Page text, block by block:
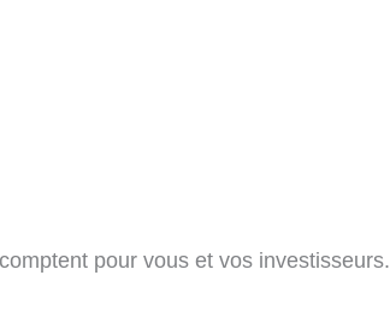
pour vous et vos investisseurs.